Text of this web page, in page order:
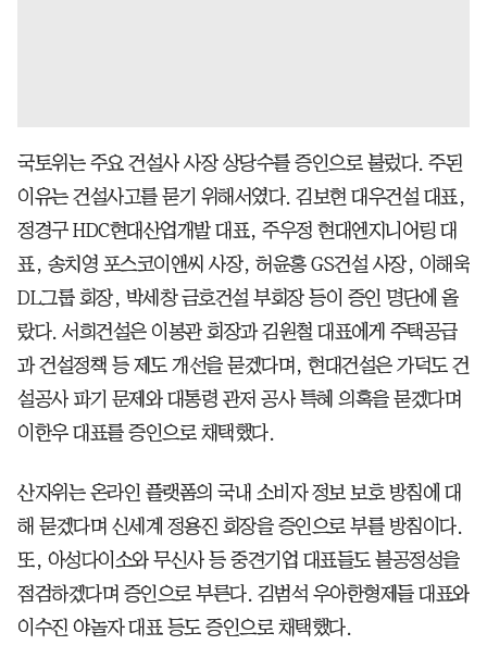
국토위는 주요 건설사 사장 상당수를 증인으로 불렀다. 주된
이유는 건설사고를 묻기 위해서였다. 김보현 대우건설 대표,
정경구 HDC현대산업개발 대표, 주우정 현대엔지니어링 대
표, 송치영 포스코이앤씨 사장, 허윤홍 GS건설 사장, 이해욱
DL그룹 회장, 박세창 금호건설 부회장 등이 증인 명단에 올
랐다. 서희건설은 이봉관 회장과 김원철 대표에게 주택공급
과 건설정책 등 제도 개선을 묻겠다며, 현대건설은 가덕도 건
설공사 파기 문제와 대통령 관저 공사 특혜 의혹을 묻겠다며
이한우 대표를 증인으로 채택했다.
산자위는 온라인 플랫폼의 국내 소비자 정보 보호 방침에 대
해 묻겠다며 신세계 정용진 회장을 증인으로 부를 방침이다.
또, 아성다이소와 무신사 등 중견기업 대표들도 불공정성을
점검하겠다며 증인으로 부른다. 김범석 우아한형제들 대표와
이수진 야놀자 대표 등도 증인으로 채택했다.